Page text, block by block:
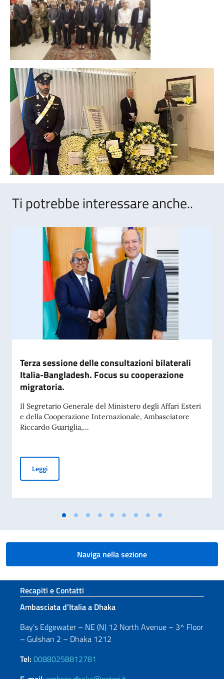
Ti potrebbe interessare anche..
Terza sessione delle consultazioni bilaterali
Italia-Bangladesh. Focus su cooperazione
migratoria.
Il Segretario Generale del Ministero degli Affari Esteri
e della Cooperazione Internazionale, Ambasciatore
Riccardo Guariglia,...
LeggiTerza sessione delle consultazioni bilaterali Italia-
Naviga nella sezione
Sezione footer
Recapiti e Contatti
Ambasciata d’Italia a Dhaka
Bay’s Edgewater – NE (N) 12 North Avenue – 3^ Floor
– Gulshan 2 – Dhaka 1212
Tel: 00880258812781